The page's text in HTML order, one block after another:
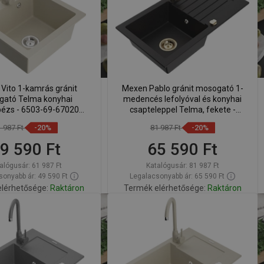
1-kamrás gránit
Telma konyhai
- 6503-69-670200-
69
987 Ft -20%
590 Ft
61 987 Ft
ár: 49 590 Ft
Raktáron
Kosárba
favorite_border
Mexen Pablo gránit mosogató 1-
medencés lefolyóval és konyhai
csapteleppel Telma, fekete -
6510-77-670200-50
81 987 Ft -20%
65 590 Ft
Katalógusár: 81 987 Ft
Legalacsonyabb ár: 65 590 Ft
Termék elérhetősége: Raktáron
favorite_border